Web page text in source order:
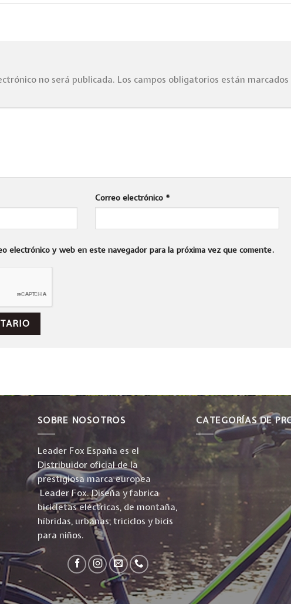
no será publicada. Los campos obligatorios están marcados
Correo electrónico *
electrónico y web en este navegador para la próxima vez que comente.
SOBRE NOSOTROS
Leader Fox España es el
Distribuidor oficial de la
prestigiosa marca europea
Leader Fox. Diseña y fabrica
bicicletas eléctricas, de montaña,
híbridas, urbanas, triciclos y bicis
para niños.
CATEGORÍAS DE